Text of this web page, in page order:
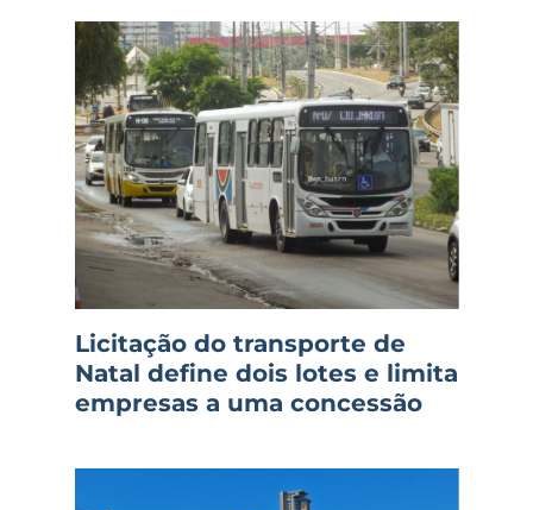
Licitação do transporte de
Natal define dois lotes e limita
empresas a uma concessão